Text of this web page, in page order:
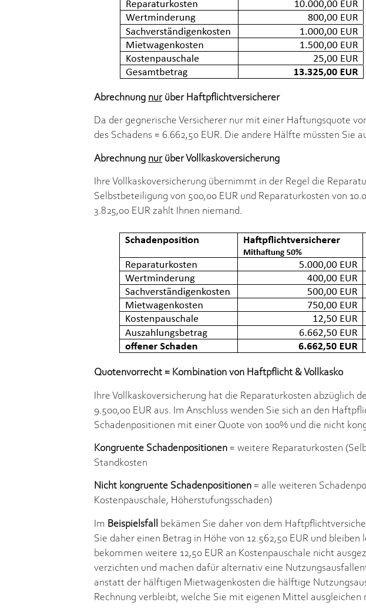
Abrechnung nurüber Haftpflichtversicherer
Da der gegnerische Versicherer nur mit einer Haftungsquote
des Schadens = 6.662,50 EUR. Die andere Hälfte müssten Sie
Abrechnung nurüber Vollkaskoversicherung
Ihre Vollkaskoversicherung übernimmt in der Regel die
Selbstbeteiligung von 500,00 EUR und Reparaturkosten von
3.825,00 EUR zahlt Ihnen niemand.
Quotenvorrecht = Kombination von Haftpflicht & Vollkasko
Ihre Vollkaskoversicherung hat die Reparaturkosten abzüglich
9.500,00 EUR aus. Im Anschluss wenden Sie sich an den
Schadenpositionen mit einer Quote von 100% und die nicht
Kongruente Schadenpositionen = weitere Reparaturkosten
Standkosten
Nicht kongruente Schadenpositionen = alle weiteren
Kostenpauschale, Höherstufungsschaden)
Im Beispielsfall bekämen Sie daher von dem
Sie daher einen Betrag in Höhe von 12.562,50 EUR und
bekommen weitere 12,50 EUR an Kostenpauschale nicht
verzichten und machen dafür alternativ eine
anstatt der hälftigen Mietwagenkosten die hälftige
Rechnung verbleibt, welche Sie mit eigenen Mittel ausgleichen